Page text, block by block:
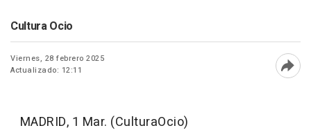
Cultura Ocio
Viernes, 28 febrero 2025
Actualizado: 12:11
MADRID, 1 Mar. (CulturaOcio)